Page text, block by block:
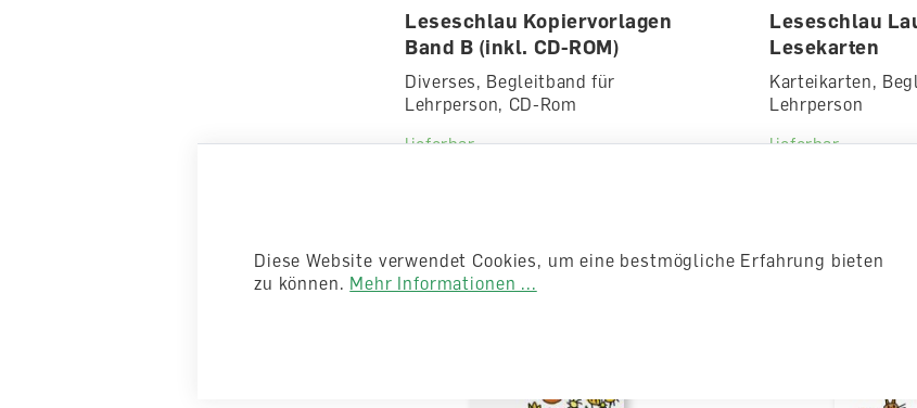
Leseschlau Kopiervorlagen
Band B (inkl. CD-ROM)
Diverses, Begleitband für
Lehrperson, CD-Rom
lieferbar
Leseschlau
Lesekarten
Karteikarten,
Lehrperson
lieferbar
Diese Website verwendet Cookies, um eine bestmögliche Erfahrung bieten
zu können. Mehr Informationen ...